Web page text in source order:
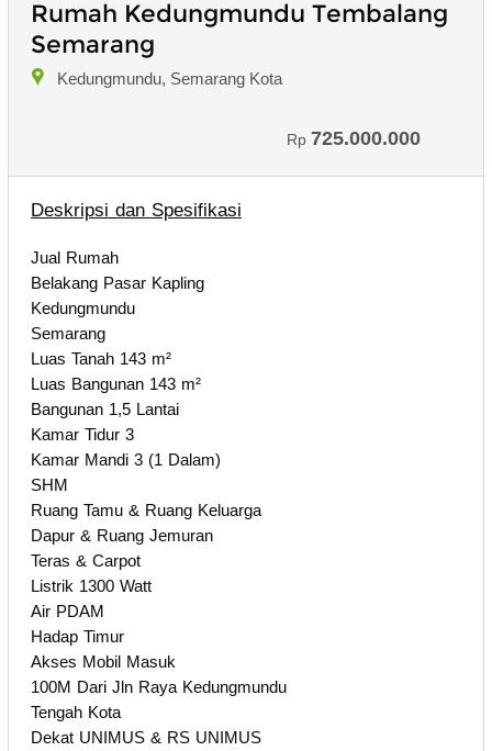
Rumah Kedungmundu Tembalang
Semarang
Kedungmundu, Semarang Kota
Rp 725.000.000
Deskripsi dan Spesifikasi
Jual Rumah
Belakang Pasar Kapling
Kedungmundu
Semarang
Luas Tanah 143 m²
Luas Bangunan 143 m²
Bangunan 1,5 Lantai
Kamar Tidur 3
Kamar Mandi 3 (1 Dalam)
SHM
Ruang Tamu & Ruang Keluarga
Dapur & Ruang Jemuran
Teras & Carpot
Listrik 1300 Watt
Air PDAM
Hadap Timur
Akses Mobil Masuk
100M Dari Jln Raya Kedungmundu
Tengah Kota
Dekat UNIMUS & RS UNIMUS